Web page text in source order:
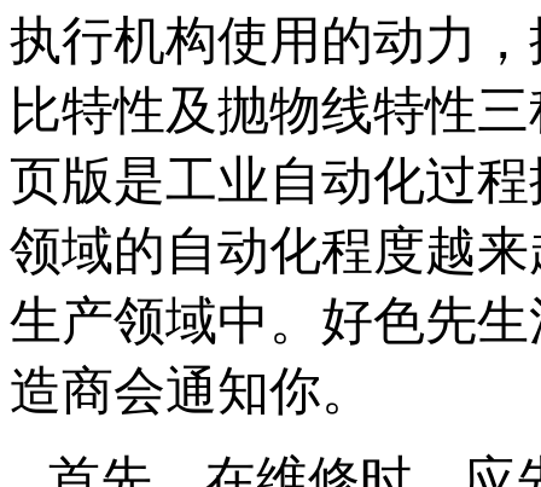
执行机构使用的动力
比特性及抛物线特性三
页版是工业自动化过程
领域的自动化程度越来
生产领域中。好色先
造商会通知你。